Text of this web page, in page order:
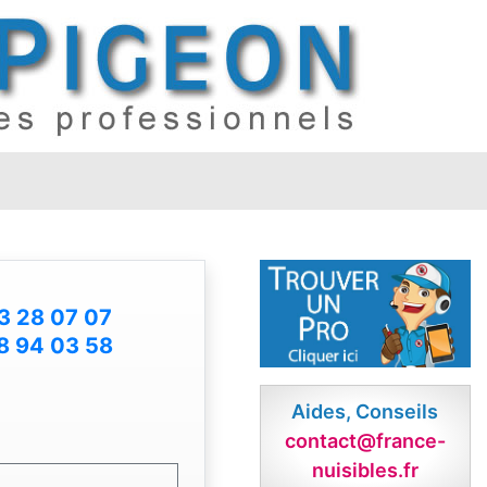
28 07 07
94 03 58
Aides, Conseils
contact@france-
nuisibles.fr